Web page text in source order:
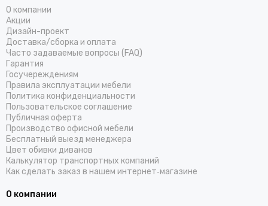
О компании
Акции
Дизайн-проект
Доставка/cборка и оплата
Часто задаваемые вопросы (FAQ)
Гарантия
Госучереждениям
Правила эксплуатации мебели
Политика конфиденциальности
Пользовательское соглашение
Публичная оферта
Производство офисной мебели
Бесплатный выезд менеджера
Цвет обивки диванов
Калькулятор транспортных компаний
Как сделать заказ в нашем интернет‑магазине
О компании